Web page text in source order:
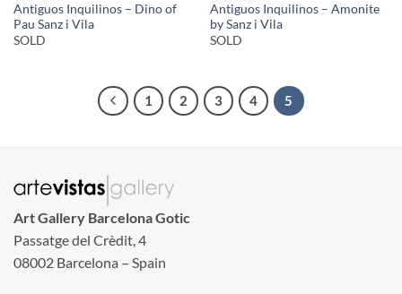
Antiguos Inquilinos – Dino of
Pau Sanz i Vila
SOLD
Antiguos Inquilinos – Amonite
by Sanz i Vila
SOLD
1 2 3 4 5
Art Gallery Barcelona Gotic
Passatge del Crèdit, 4
08002 Barcelona – Spain